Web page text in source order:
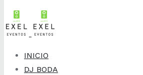
Skip to content
INICIO
DJ BODA
15 de diciembre, 2016
Algunas ideas